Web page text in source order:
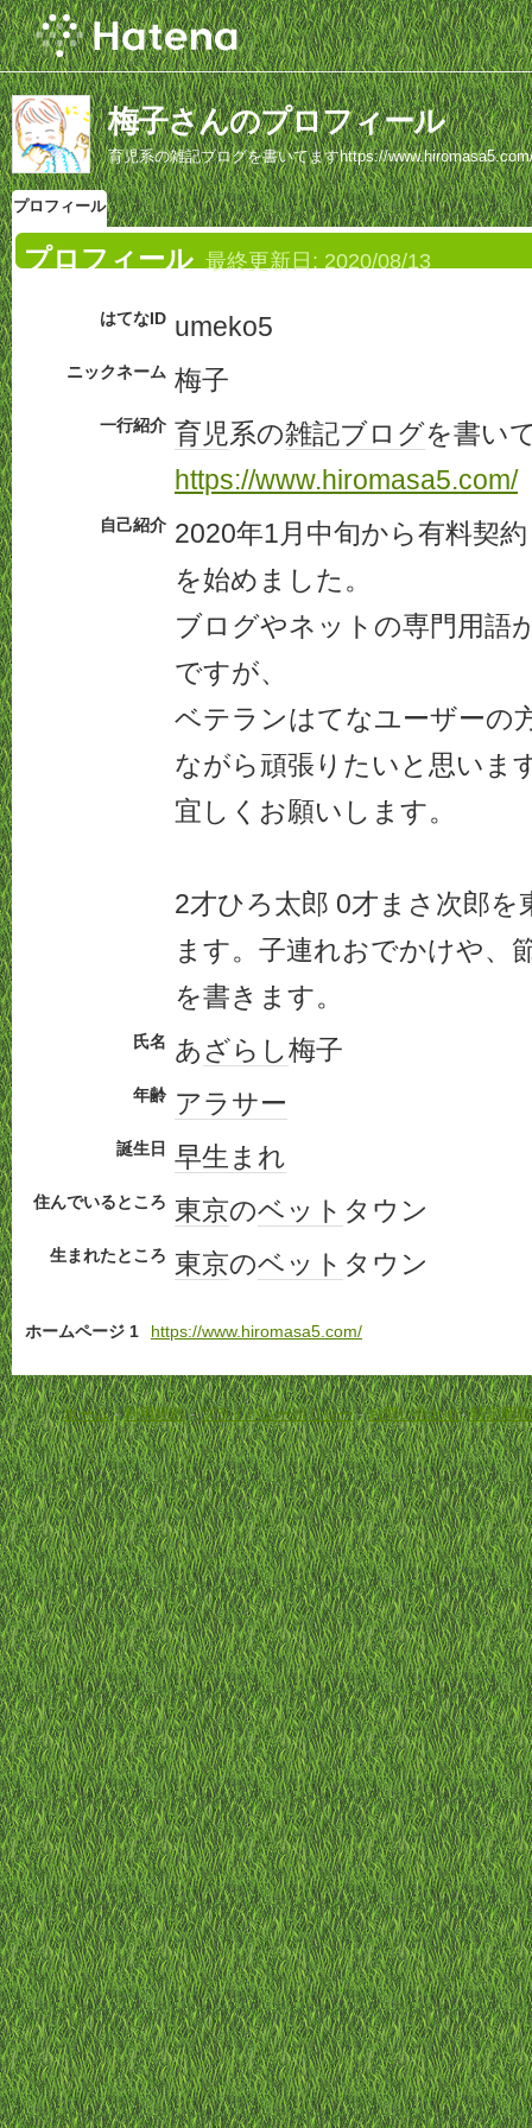
梅子さんのプロフィール
育児系の雑記ブログを書いてますhttps://
プロフィール
プロフィール 最終更新日: 2020/08/13
はてなID umeko5
ニックネーム 梅子
一行紹介 育児系の雑記ブログを書い
https://www.hiromasa5.com/
自己紹介 2020年1月中旬から有料契
を始めました。
ブログやネットの専門用語
ですが、
ベテランはてなユーザーの
ながら頑張りたいと思いま
宜しくお願いします。
2才ひろ太郎 0才まさ次郎を
ます。子連れおでかけや、
を書きます。
氏名 あざらし梅子
年齢 アラサー
誕生日 早生まれ
住んでいるところ 東京のベット タウン
生まれたところ 東京のベット タウン
ホームページ 1 https://www.hiromasa5.com/
ホーム-利用規約-プライバシーポリシー-お問い合わせ-特定商